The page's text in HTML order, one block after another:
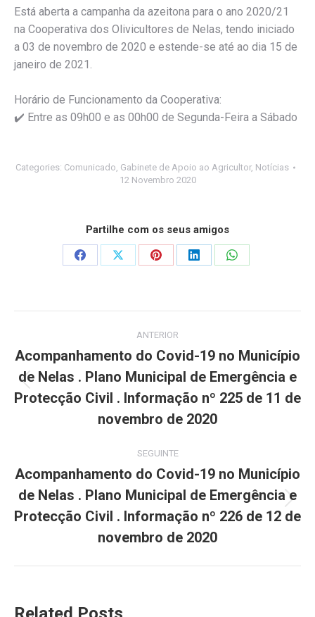
Está aberta a campanha da azeitona para o ano 2020/21
na Cooperativa dos Olivicultores de Nelas, tendo iniciado
a 03 de novembro de 2020 e estende-se até ao dia 15 de
janeiro de 2021.
Horário de Funcionamento da Cooperativa:
✔️ Entre as 09h00 e as 00h00 de Segunda-Feira a Sábado
Categories: Comunicado, Gabinete de Apoio ao Agricultor, Notícias
12 Novembro 2020
Partilhe com os seus amigos
Share
Share
Share
Share
Share
navigation
ANTERIOR
Previous
post:
Acompanhamento do Covid-19 no Município
de Nelas . Plano Municipal de Emergência e
Protecção Civil . Informação nº 225 de 11 de
novembro de 2020
SEGUINTE
Next
post:
Acompanhamento do Covid-19 no Município
de Nelas . Plano Municipal de Emergência e
Protecção Civil . Informação nº 226 de 12 de
novembro de 2020